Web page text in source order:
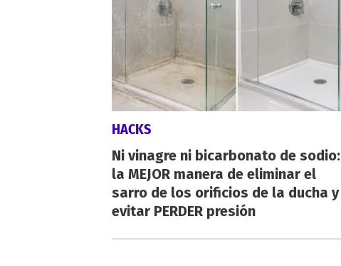
HACKS
Ni vinagre ni bicarbonato de sodio:
la MEJOR manera de eliminar el
sarro de los orificios de la ducha y
evitar PERDER presión